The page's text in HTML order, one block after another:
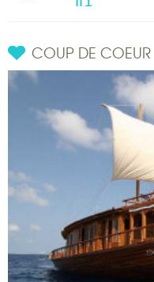
COUP DE COEUR